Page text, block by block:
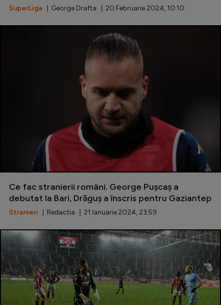
SuperLiga | George Drafta | 20 Februarie 2024, 10:10
Ce fac stranierii români. George Pușcaș a
debutat la Bari, Drăguș a înscris pentru Gaziantep
Stranieri | Redactia | 21 Ianuarie 2024, 23:59